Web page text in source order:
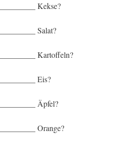
Kekse?
Salat?
Kartoffeln?
Eis?
Äpfel?
Orange?